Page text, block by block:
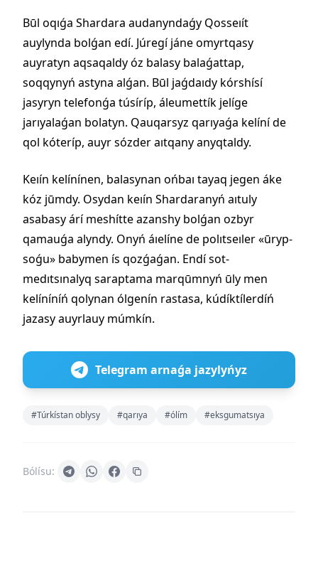
Būl oqıǵa Shardara audanyndaǵy Qosseıít
auylynda bolǵan edí. Júregí jáne omyrtqasy
auyratyn aqsaqaldy óz balasy balaǵattap,
soqqynyń astyna alǵan. Būl jaǵdaıdy kórshísí
jasyryn telefonǵa túsíríp, áleumettík jelíge
jarıyalaǵan bolatyn. Qauqarsyz qarıyaǵa kelíní de
qol kóteríp, auyr sózder aıtqany anyqtaldy.
Keıín kelínínen, balasynan ońbaı tayaq jegen áke
kóz jūmdy. Osydan keıín Shardaranyń aıtuly
asabasy árí meshítte azanshy bolǵan ozbyr
qamauǵa alyndy. Onyń áıelíne de polıtseıler «ūryp-
soǵu» babymen ís qozǵaǵan. Endí sot-
medıtsınalyq saraptama marqūmnyń ūly men
kelíníníń qolynan ólgenín rastasa, kúdíktílerdíń
jazasy auyrlauy múmkín.
Telegram arnaǵa jazylyńyz
#Túrkístan oblysy #qarıya #ólím #eksgumatsıya
Bólísu: